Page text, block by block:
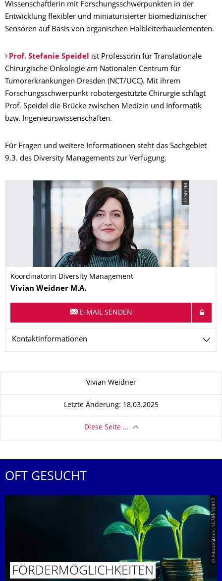
Wissenschaftlerin mit Forschungsschwerpunkten in der
Entwicklung flexibler und miniaturisierter biomedizinischer
Sensoren auf Basis von organischen Halbleiterbauelementen.
Prof. Stefanie Speidel
ist Professorin für Translationale
Chirurgische Onkologie am Nationalen Centrum für
Tumorerkrankungen Dresden (NCT/UCC). Mit ihrem
Forschungsschwerpunkt robotergestützte Chirurgie schlägt
Prof. Speidel die Brücke zwischen Medizin und Informatik
bzw. Ingenieurswissenschaften.
Für Fragen und weitere Informationen steht das Sachgebiet
9.3. des Diversity Managements zur Verfügung.
© SGDM
Koordinatorin Diversity Management
Name
Vivian Weidner M.A.
E-MAIL SENDEN
Kontaktinformationen
Vivian Weidner
Letzte Änderung: 18.03.2025
Diese Seite …
OFT GESUCHT
© AdobeStock|1078510917
FÖRDERMÖG­LICHKEITEN